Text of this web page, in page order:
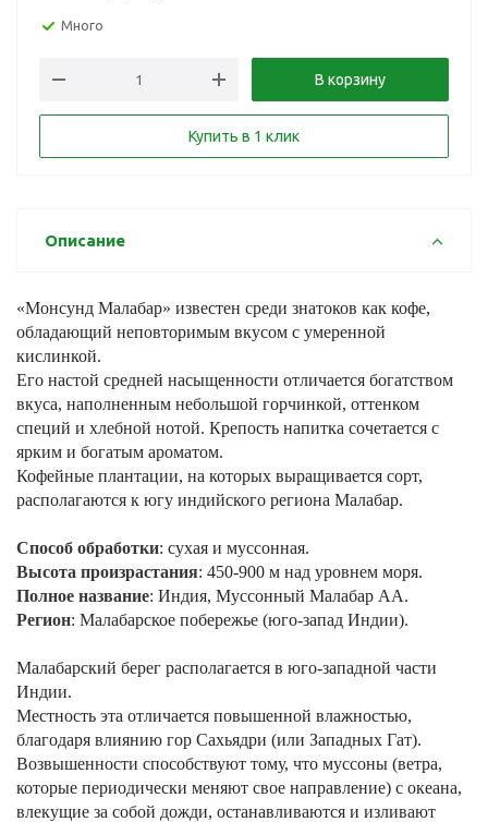
Много
В корзину
Купить в 1 клик
Описание
«Монсунд Малабар» известен среди знатоков как кофе,
обладающий неповторимым вкусом с умеренной
кислинкой.
Его настой средней насыщенности отличается богатством
вкуса, наполненным небольшой горчинкой, оттенком
специй и хлебной нотой. Крепость напитка сочетается с
ярким и богатым ароматом.
Кофейные плантации, на которых выращивается сорт,
располагаются к югу индийского региона Малабар.
Способ обработки: сухая и муссонная.
Высота произрастания: 450-900 м над уровнем моря.
Полное название: Индия, Муссонный Малабар АА.
Регион: Малабарское побережье (юго-запад Индии).
Малабарский берег располагается в юго-западной части
Индии.
Местность эта отличается повышенной влажностью,
благодаря влиянию гор Сахьядри (или Западных Гат).
Возвышенности способствуют тому, что муссоны (ветра,
которые периодически меняют свое направление) с океана,
влекущие за собой дожди, останавливаются и изливают